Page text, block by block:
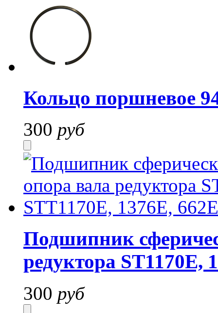
Кольцо поршневое
300 руб
Подшипник
редуктора ST1170E,
300 руб